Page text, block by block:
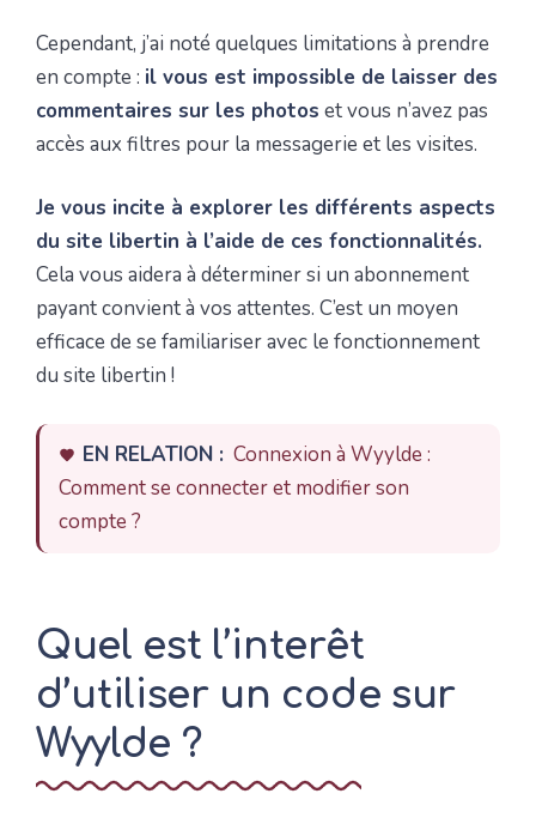
Cependant, j’ai noté quelques limitations à prendre
en compte : il vous est impossible de laisser des
commentaires sur les photos et vous n’avez pas
accès aux filtres pour la messagerie et les visites.
Je vous incite à explorer les différents aspects
du site libertin à l’aide de ces fonctionnalités.
Cela vous aidera à déterminer si un abonnement
payant convient à vos attentes. C’est un moyen
efficace de se familiariser avec le fonctionnement
du site libertin !
EN RELATION : Connexion à Wyylde :
Comment se connecter et modifier son
compte ?
Quel est l’interêt
d’utiliser un code sur
Wyylde ?